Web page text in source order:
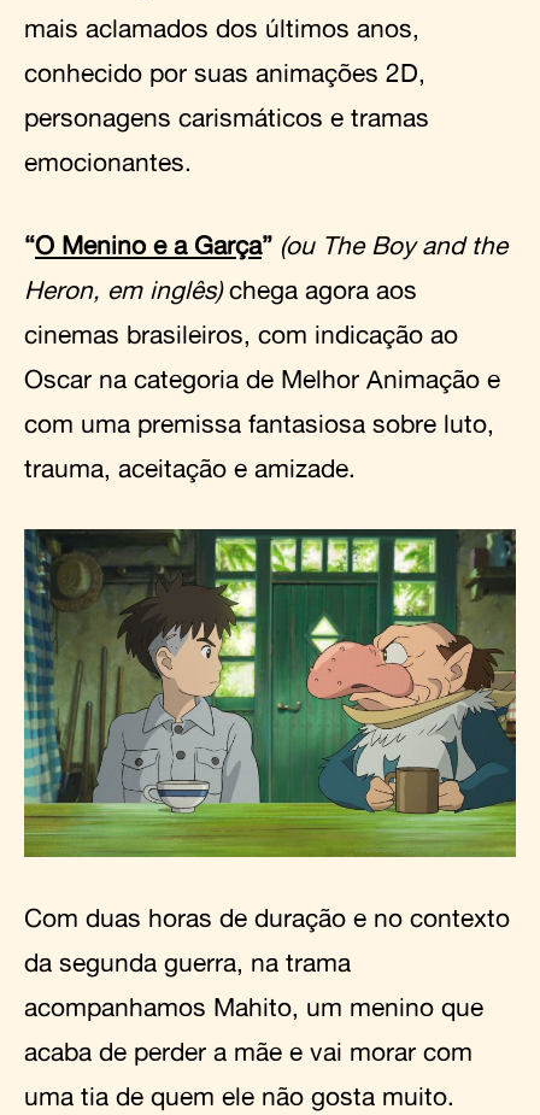
mais aclamados dos últimos anos,
conhecido por suas animações 2D,
personagens carismáticos e tramas
emocionantes.
“O Menino e a Garça” (ou The Boy and the
Heron, em inglês)chega agora aos
cinemas brasileiros, com indicação ao
Oscar na categoria de Melhor Animação e
com uma premissa fantasiosa sobre luto,
trauma, aceitação e amizade.
Com duas horas de duração e no contexto
da segunda guerra, na trama
acompanhamos Mahito, um menino que
acaba de perder a mãe e vai morar com
uma tia de quem ele não gosta muito.